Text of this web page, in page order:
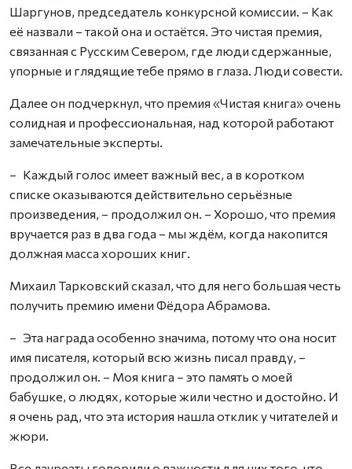
Шаргунов, председатель конкурсной комиссии. – Как
её назвали – такой она и остаётся. Это чистая премия,
связанная с Русским Севером, где люди сдержанные,
упорные и глядящие тебе прямо в глаза. Люди совести.
Далее он подчеркнул, что премия «Чистая книга» очень
солидная и профессиональная, над которой работают
замечательные эксперты.
– Каждый голос имеет важный вес, а в коротком
списке оказываются действительно серьёзные
произведения, – продолжил он. – Хорошо, что премия
вручается раз в два года – мы ждём, когда накопится
должная масса хороших книг.
Михаил Тарковский сказал, что для него большая честь
получить премию имени Фёдора Абрамова.
– Эта награда особенно значима, потому что она носит
имя писателя, который всю жизнь писал правду, –
продолжил он. – Моя книга – это память о моей
бабушке, о людях, которые жили честно и достойно. И
я очень рад, что эта история нашла отклик у читателей и
жюри.